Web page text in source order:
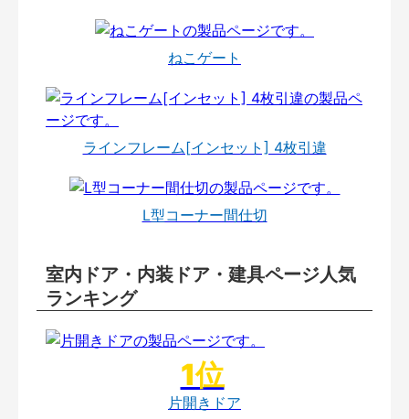
ねこゲート
ラインフレーム[インセット] 4枚引違
L型コーナー間仕切
室内ドア・内装ドア・建具ページ人気
ランキング
片開きドア